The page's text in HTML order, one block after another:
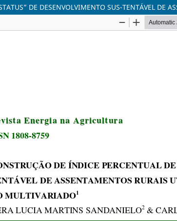
DE DESENVOLVIMENTO SUS-TENTÁVEL DE